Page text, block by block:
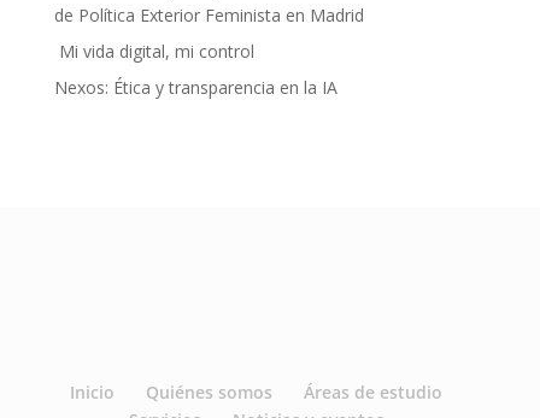
de Política Exterior Feminista en Madrid
Mi vida digital, mi control
Nexos: Ética y transparencia en la IA
Inicio Quiénes somos
Áreas de estudio